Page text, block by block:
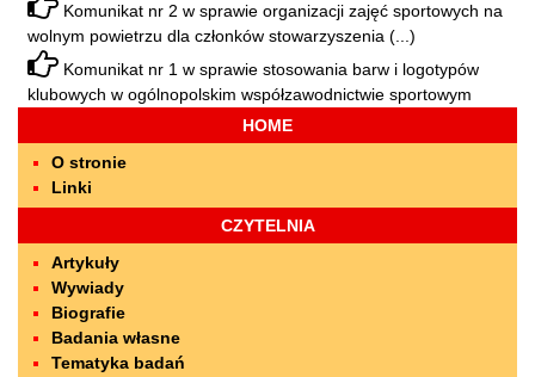
HOME
O stronie
Linki
CZYTELNIA
Artykuły
Wywiady
Biografie
Badania własne
Tematyka badań
Komunikat nr 2 w sprawie organizacji zajęć sportowych na
wolnym powietrzu dla członków stowarzyszenia (...)
Komunikat nr 1 w sprawie stosowania barw i logotypów
klubowych w ogólnopolskim współzawodnictwie sportowym